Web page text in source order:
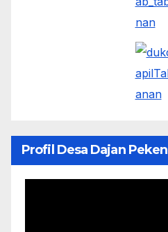
Profil Desa Dajan Peken